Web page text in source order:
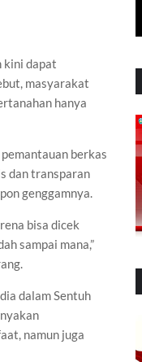
kini dapat
masyarakat
hanya
berkas
dan transparan
genggamnya.
bisa dicek
sampai mana,”
dalam Sentuh
namun juga